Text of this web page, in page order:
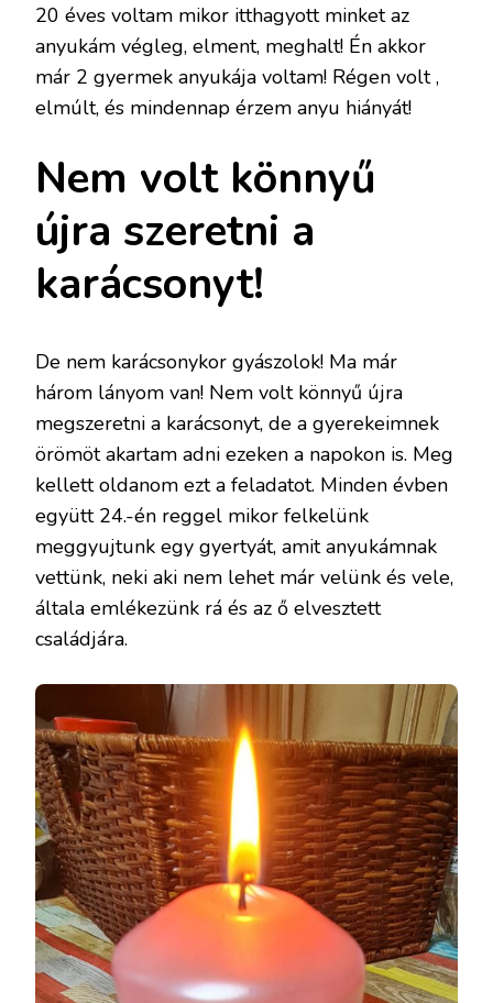
20 éves voltam mikor itthagyott minket az
anyukám végleg, elment, meghalt! Én akkor
már 2 gyermek anyukája voltam! Régen volt ,
elmúlt, és mindennap érzem anyu hiányát!
Nem volt könnyű
újra szeretni a
karácsonyt!
De nem karácsonykor gyászolok! Ma már
három lányom van! Nem volt könnyű újra
megszeretni a karácsonyt, de a gyerekeimnek
örömöt akartam adni ezeken a napokon is. Meg
kellett oldanom ezt a feladatot. Minden évben
együtt 24.-én reggel mikor felkelünk
meggyujtunk egy gyertyát, amit anyukámnak
vettünk, neki aki nem lehet már velünk és vele,
általa emlékezünk rá és az ő elvesztett
családjára.